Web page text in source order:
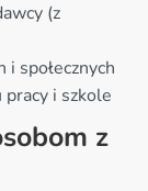
(z
społecznych
i szkole
z